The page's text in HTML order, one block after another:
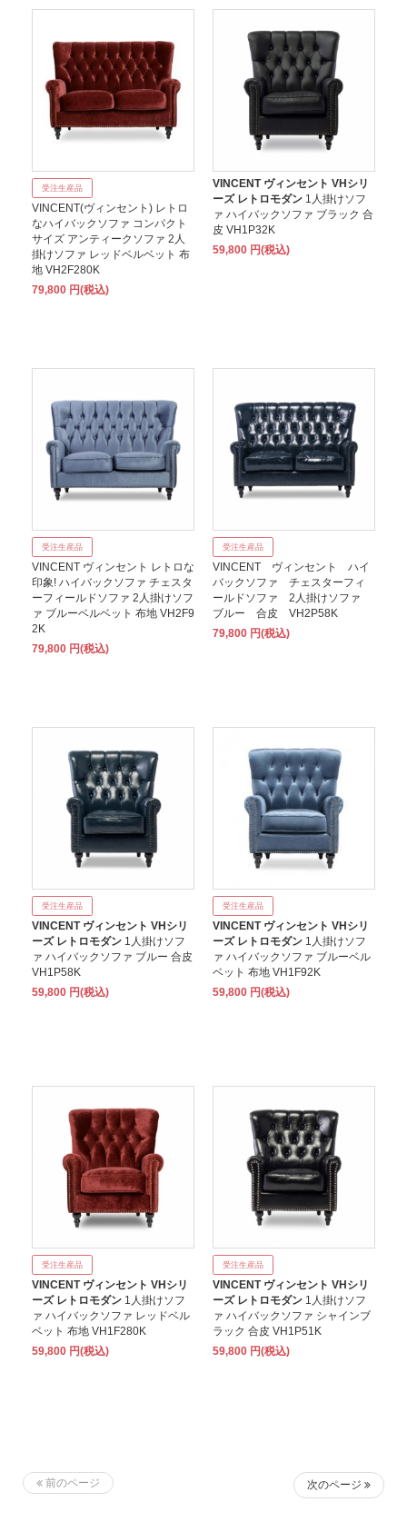
受注生産品
VINCENT(ヴィンセント) レトロ
なハイバックソファ コンパクト
サイズ アンティークソファ 2人
掛けソファ レッドベルベット 布
地 VH2F280K
79,800 円(税込)
VINCENT ヴィンセント VHシリ
ーズ レトロモダン 1人掛けソフ
ァ ハイバックソファ ブラック 合
皮 VH1P32K
59,800 円(税込)
受注生産品
VINCENT ヴィンセント レトロな
印象! ハイバックソファ チェスタ
ーフィールドソファ 2人掛けソフ
ァ ブルーベルベット 布地 VH2F9
2K
79,800 円(税込)
受注生産品
VINCENT ヴィンセント ハイ
バックソファ チェスターフィ
ールドソファ 2人掛けソファ
ブルー 合皮 VH2P58K
79,800 円(税込)
受注生産品
VINCENT ヴィンセント VHシリ
ーズ レトロモダン 1人掛けソフ
ァ ハイバックソファ ブルー 合皮
VH1P58K
59,800 円(税込)
受注生産品
VINCENT ヴィンセント VHシリ
ーズ レトロモダン 1人掛けソフ
ァ ハイバックソファ ブルーベル
ベット 布地 VH1F92K
59,800 円(税込)
受注生産品
VINCENT ヴィンセント VHシリ
ーズ レトロモダン 1人掛けソフ
ァ ハイバックソファ レッドベル
ベット 布地 VH1F280K
59,800 円(税込)
受注生産品
VINCENT ヴィンセント VHシリ
ーズ レトロモダン 1人掛けソフ
ァ ハイバックソファ シャインブ
ラック 合皮 VH1P51K
59,800 円(税込)
前のページ 次のページ